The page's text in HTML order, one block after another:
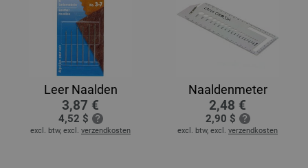
Leer Naalden
3,87 €
4,52 $
excl. btw, excl. verzendkosten
Naaldenmeter
2,48 €
2,90 $
excl. btw, excl. verzendkosten